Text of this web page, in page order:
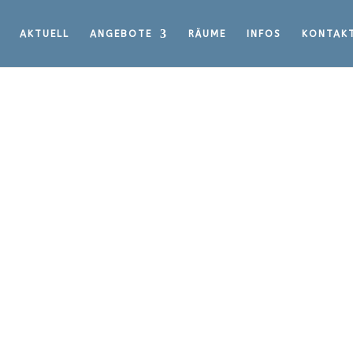
AKTUELL ANGEBOTE RÄUME INFOS